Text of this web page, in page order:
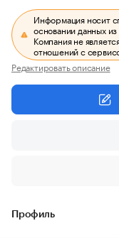
Информация носит
основании данных
Компания не
отношений с
Редактировать описание
Профиль